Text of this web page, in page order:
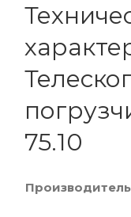
75.10
Производитель